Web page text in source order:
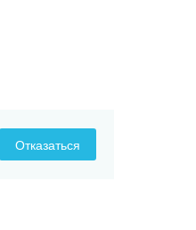
Отказаться